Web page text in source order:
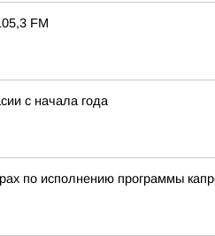
FM
с начала года
по исполнению программы